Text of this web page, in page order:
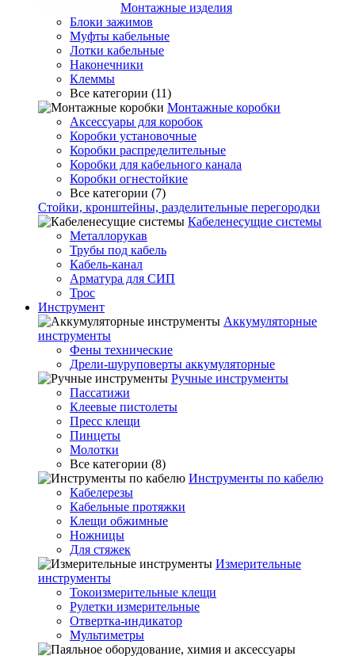
Монтажные изделия
Блоки зажимов
Муфты кабельные
Лотки кабельные
Наконечники
Клеммы
Все категории (11)
Монтажные коробки
Аксессуары для коробок
Коробки установочные
Коробки распределительные
Коробки для кабельного канала
Коробки огнестойкие
Все категории (7)
Стойки, кронштейны, разделительные перегородки
Кабеленесущие системы
Металлорукав
Трубы под кабель
Кабель-канал
Арматура для СИП
Трос
Инструмент
Аккумуляторные
инструменты
Фены технические
Дрели-шуруповерты аккумуляторные
Ручные инструменты
Пассатижи
Клеевые пистолеты
Пресс клещи
Пинцеты
Молотки
Все категории (8)
Инструменты по кабелю
Кабелерезы
Кабельные протяжки
Клещи обжимные
Ножницы
Для стяжек
Измерительные
инструменты
Токоизмерительные клещи
Рулетки измерительные
Отвертка-индикатор
Мультиметры